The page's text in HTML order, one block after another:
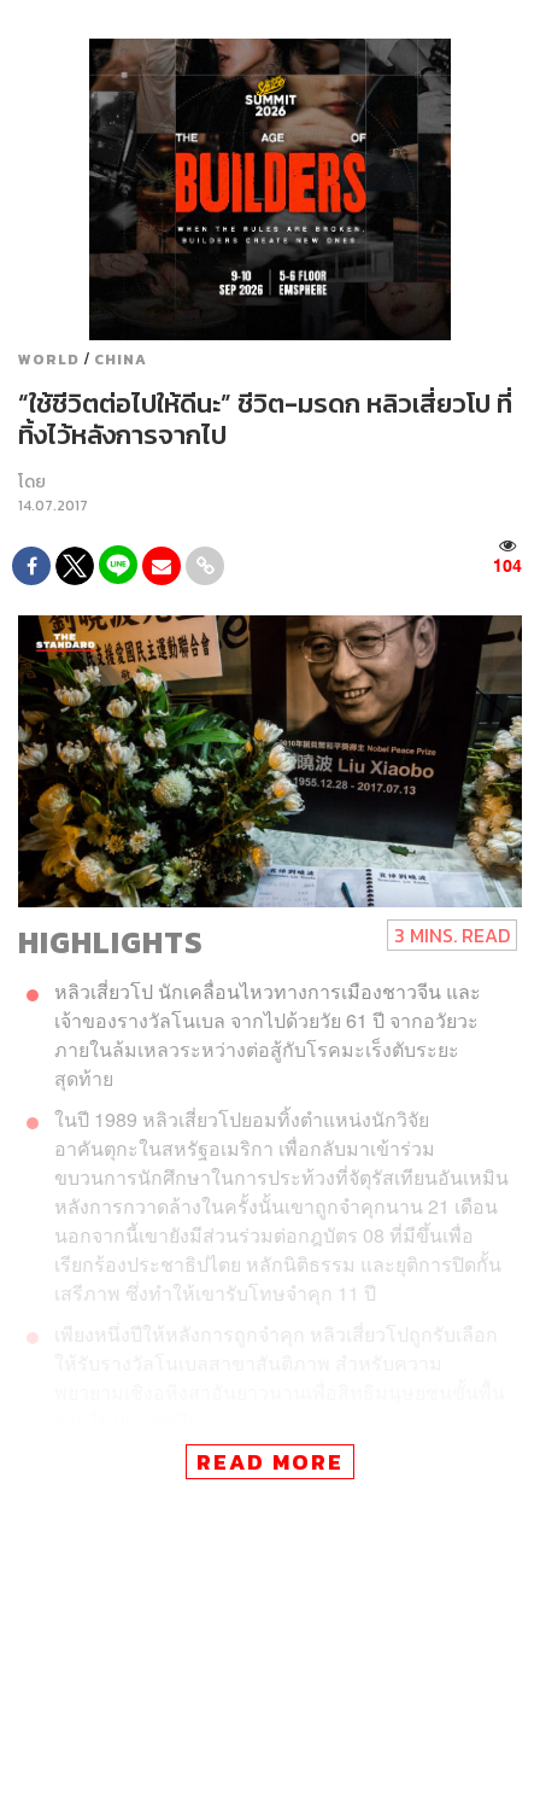
WORLD / CHINA
“ใช้ชีวิตต่อไปให้ดีนะ” ชีวิต-มรดก หลิวเสี่ยวโป ที่
ทิ้งไว้หลังการจากไป
โดย
14.07.2017
104
HIGHLIGHTS 3 MINS. READ
หลิวเสี่ยวโป นักเคลื่อนไหวทางการเมืองชาวจีน และ
เจ้าของรางวัลโนเบล จากไปด้วยวัย 61 ปี จากอวัยวะ
ภายในล้มเหลวระหว่างต่อสู้กับโรคมะเร็งตับระยะ
สุดท้าย
ในปี 1989 หลิวเสี่ยวโปยอมทิ้งตำแหน่งนักวิจัย
อาคันตุกะในสหรัฐอเมริกา เพื่อกลับมาเข้าร่วม
ขบวนการนักศึกษาในการประท้วงที่จัตุรัสเทียนอันเหมิน
หลังการกวาดล้างในครั้งนั้นเขาถูกจำคุกนาน 21 เดือน
นอกจากนี้เขายังมีส่วนร่วมต่อกฎบัตร 08 ที่มีขึ้นเพื่อ
เรียกร้องประชาธิปไตย หลักนิติธรรม และยุติการปิดกั้น
เสรีภาพ ซึ่งทำให้เขารับโทษจำคุก 11 ปี
เพียงหนึ่งปีให้หลังการถูกจำคุก หลิวเสี่ยวโปถูกรับเลือก
13 กรกฎาคมที่ผ่านมา สำนักข่าวต่างประเทศรายงานข่าว
READ MORE